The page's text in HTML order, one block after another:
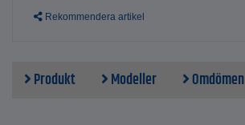
Rekommendera artikel
Produkt Modeller Omdömen